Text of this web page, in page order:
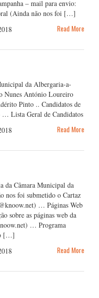
– mail para envio:
(Ainda não nos foi […]
Read More
da Albergaria-a-
António Loureiro
Pinto .. Candidatos de
Lista Geral de Candidatos
Read More
da Câmara Municipal da
nos foi submetido o Cartaz
… Páginas Web
sobre as páginas web da
… Programa
[…]
Read More